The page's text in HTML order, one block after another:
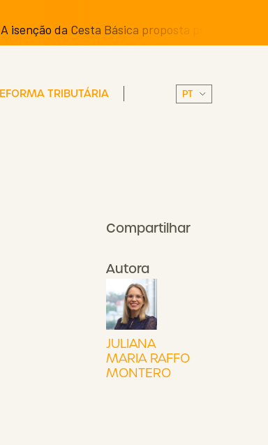
da Cesta Básica proposta pelos Senadores
TRIBUTÁRIA
Compartilhar
Autora
JULIANA
MARIA RAFFO
MONTERO